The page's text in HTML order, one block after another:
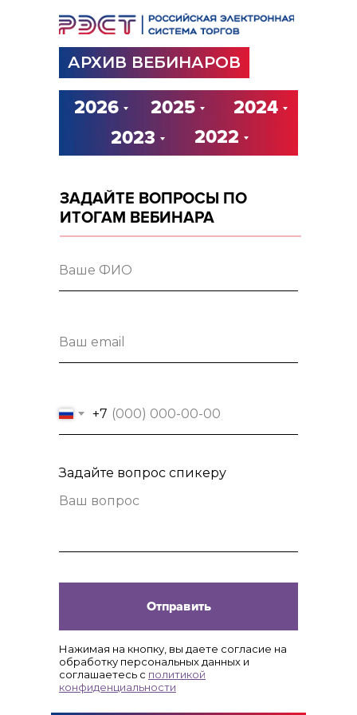
2022
2023
АРХИВ ВЕБИНАРОВ
2024
2025
2026
+7
Задайте вопрос спикеру
Отправить
Нажимая на кнопку, вы даете согласие на
обработку персональных данных и
соглашаетесь с политикой
конфиденциальности
ЗАДАЙТЕ ВОПРОСЫ ПО
ИТОГАМ ВЕБИНАРА